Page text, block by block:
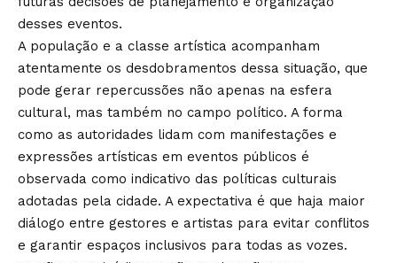
desses eventos.
A população e a classe artística acompanham
atentamente os desdobramentos dessa situação, que
pode gerar repercussões não apenas na esfera
cultural, mas também no campo político. A forma
como as autoridades lidam com manifestações e
expressões artísticas em eventos públicos é
observada como indicativo das políticas culturais
adotadas pela cidade. A expectativa é que haja maior
diálogo entre gestores e artistas para evitar conflitos
e garantir espaços inclusivos para todas as vozes.